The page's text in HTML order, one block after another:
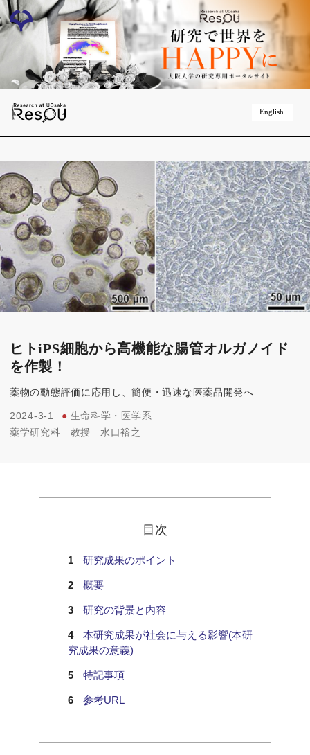
English
ヒトiPS細胞から高機能な腸管オルガノイド
を作製！
薬物の動態評価に応用し、簡便・迅速な医薬品開発へ
2024-3-1 ● 生命科学・医学系
薬学研究科
教授 水口裕之
目次
研究成果のポイント
概要
研究の背景と内容
本研究成果が社会に与える影響(本研
究成果の意義)
特記事項
参考URL